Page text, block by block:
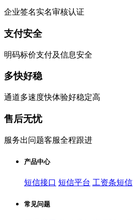
企业签名实名审核认证
支付安全
明码标价支付及信息安全
多快好稳
通道多速度快体验好稳定高
售后无忧
服务出问题客服全程跟进
产品中心
短信接口 短信平台 工资条短信
常见问题